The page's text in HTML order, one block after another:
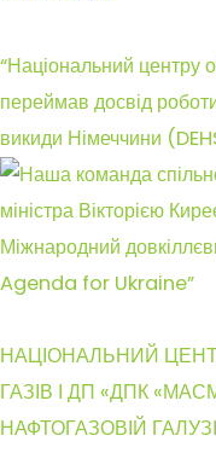
“Національний центру
переймав досвід
викиди Німеччини
Міжнародний
Agenda for Ukraine”
НАЦІОНАЛЬНИЙ
ГАЗІВ І ДП «ДПК
НАФТОГАЗОВІЙ ГАЛУЗІ